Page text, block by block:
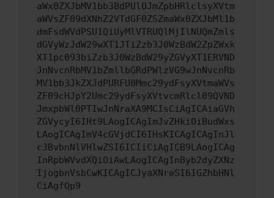
aWx0ZXJbMV1bb3BdPUlOJmZpbHRlclsyXVtm
aWVsZF09dXNhZ2VTdGF0ZSZmaWx0ZXJbMl1b
dmFsdWVdPSU1QiUyMlVTRUQlMjIlNUQmZmls
dGVyWzJdW29wXT1JTiZzb3J0WzBdW2ZpZWxk
XT1pc093biZzb3J0WzBdW29yZGVyXT1ERVND
JnNvcnRbMV1bZmllbGRdPWlzVG9wJnNvcnRb
MV1bb3JkZXJdPURFU0Mmc29ydFsyXVtmaWVs
ZF09cHJpY2Umc29ydFsyXVtvcmRlcl09QVND
JmxpbWl0PTIwJnNraXA9MCIsCiAgICAiaGVh
ZGVycyI6IHt9LAogICAgImJvZHkiOiBudWxs
LAogICAgImV4cGVjdCI6IHsKICAgICAgInJl
c3BvbnNlVHlwZSI6ICIiCiAgICB9LAogICAg
InRpbWVvdXQiOiAwLAogICAgInByb2dyZXNz
IjogbnVsbCwKICAgICJyaXNreSI6IGZhbHNl
CiAgfQp9